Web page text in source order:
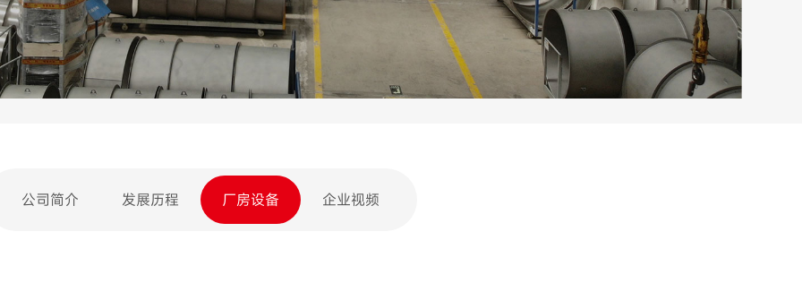
公司简介 发展历程 厂房设备 企业视频